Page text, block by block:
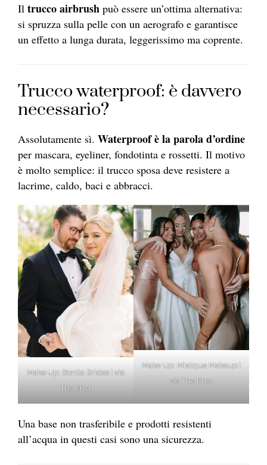
Il trucco airbrush può essere un’ottima alternativa:
si spruzza sulla pelle con un aerografo e garantisce
un effetto a lunga durata, leggerissimo ma coprente.
Trucco waterproof: è davvero
necessario?
Assolutamente sì. Waterproof è la parola d’ordine
per mascara, eyeliner, fondotinta e rossetti. Il motivo
è molto semplice: il trucco sposa deve resistere a
lacrime, caldo, baci e abbracci.
Make Up: Bonita Brides | via
The Knot
Make Up: Mistique Makeup |
via The Knot
Una base non trasferibile e prodotti resistenti
all’acqua in questi casi sono una sicurezza.